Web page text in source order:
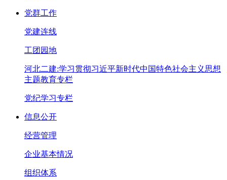
党群工作
党建连线
工团园地
河北二建:学习贯彻习近平新时代中国特色社会主义思想
主题教育专栏
党纪学习专栏
信息公开
经营管理
企业基本情况
组织体系